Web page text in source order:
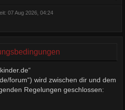
07 Aug 2026, 04:24
forum“) wird zwischen dir und dem
Regelungen geschlossen: